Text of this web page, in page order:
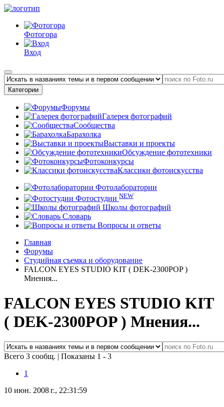
Фотогора
Вход
Категории
Форумы
Галерея фотографий
Сообщества
Барахолка
Выставки и проекты
Обсуждение фототехники
Фотоконкурсы
Классики фотоискусства
Фотолаборатории
Фотостудии NEW
Школы фотографий
Словарь
Вопросы и ответы
Главная
Форумы
Студийная съемка и оборудование
FALCON EYES STUDIO KIT ( DEK-2300POP )
Мнения...
FALCON EYES STUDIO KIT
( DEK-2300POP ) Мнения...
Всего 3 сообщ. | Показаны 1 - 3
1
10 июн. 2008 г., 22:31:59